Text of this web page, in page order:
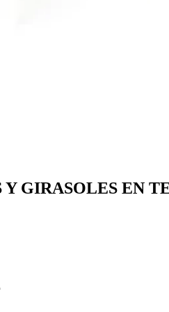
Y GIRASOLES EN